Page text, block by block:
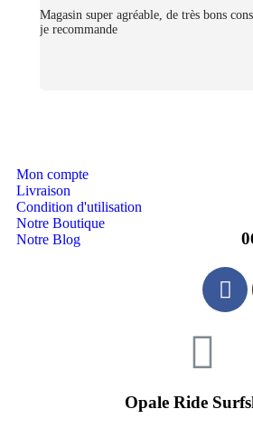
Magasin super agréable, de très bons
je recommande
Mon compte
Livraison
Condition d'utilisation
Notre Boutique
Notre Blog
Opale Ride